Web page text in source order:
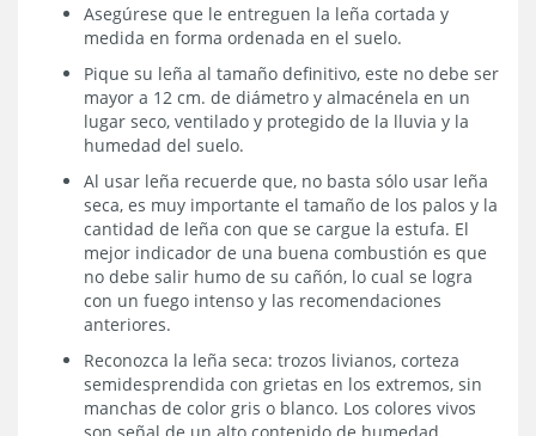
Asegúrese que le entreguen la leña cortada y
medida en forma ordenada en el suelo.
Pique su leña al tamaño definitivo, este no debe ser
mayor a 12 cm. de diámetro y almacénela en un
lugar seco, ventilado y protegido de la lluvia y la
humedad del suelo.
Al usar leña recuerde que, no basta sólo usar leña
seca, es muy importante el tamaño de los palos y la
cantidad de leña con que se cargue la estufa. El
mejor indicador de una buena combustión es que
no debe salir humo de su cañón, lo cual se logra
con un fuego intenso y las recomendaciones
anteriores.
Reconozca la leña seca: trozos livianos, corteza
semidesprendida con grietas en los extremos, sin
manchas de color gris o blanco. Los colores vivos
son señal de un alto contenido de humedad.